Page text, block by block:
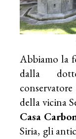
Abbiamo la
dalla
della vicina
Casa
Siria, gli